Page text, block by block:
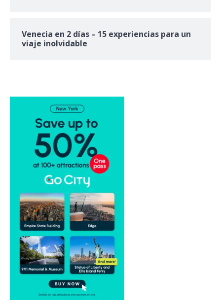
Venecia en 2 días – 15 experiencias para un
viaje inolvidable